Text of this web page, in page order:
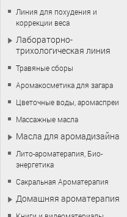
Линия для похудения и
коррекции веса
Лабораторно-
трихологическая линия
Травяные сборы
Аромакосметика для загара
Цветочные воды, аромаспреи
Массажные масла
Масла для аромадизайна
Лито-ароматерапия, Био-
энергетика
Сакральная Ароматерапия
Домашняя ароматерапия